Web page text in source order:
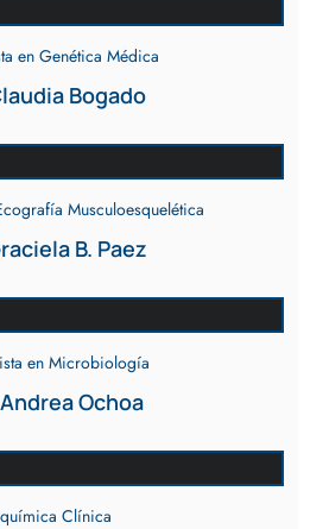
en Genética Médica
Bogado
Musculoesquelética
B. Paez
en Microbiología
Ochoa
Clínica